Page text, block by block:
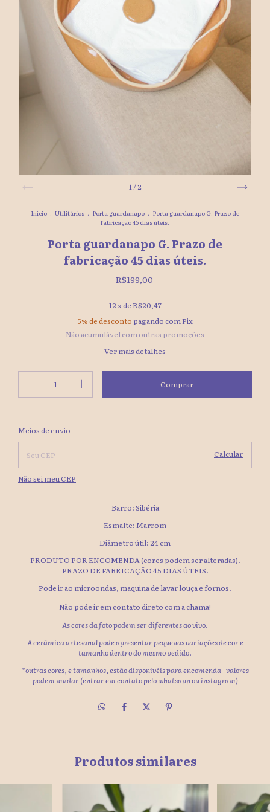
1/2
Início . Utilitários . Porta guardanapo . Porta guardanapo G. Prazo de
fabricação 45 dias úteis.
Porta guardanapo G. Prazo de
fabricação 45 dias úteis.
R$199,00
12x deR$20,47
5% de desconto pagando com Pix
Não acumulável com outras promoções
Ver mais detalhes
Entregas para o CEP:
Meios de envio
Calcular
Não sei meu CEP
Barro: Sibéria
Esmalte: Marrom
Diâmetro útil: 24 cm
PRODUTO POR ENCOMENDA (cores podem ser alteradas).
PRAZO DE FABRICAÇÃO 45 DIAS ÚTEIS.
Pode ir ao microondas, maquina de lavar louça e fornos.
Não pode ir em contato direto com a chama!
As cores da foto podem ser diferentes ao vivo.
A cerâmica artesanal pode apresentar pequenas variações de cor e
tamanho dentro do mesmo pedido.
*outras cores, e tamanhos, estão disponivéis para encomenda - valores
podem mudar (entrar em contato pelo whatsapp ou instagram)
Produtos similares